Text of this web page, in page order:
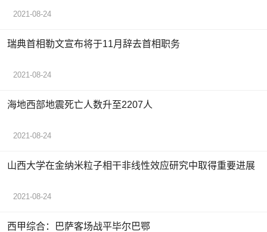
2021-08-24
瑞典首相勒文宣布将于11月辞去首相职务
2021-08-24
海地西部地震死亡人数升至2207人
2021-08-24
山西大学在金纳米粒子相干非线性效应研究中取得重要进展
2021-08-24
西甲综合：巴萨客场战平毕尔巴鄂